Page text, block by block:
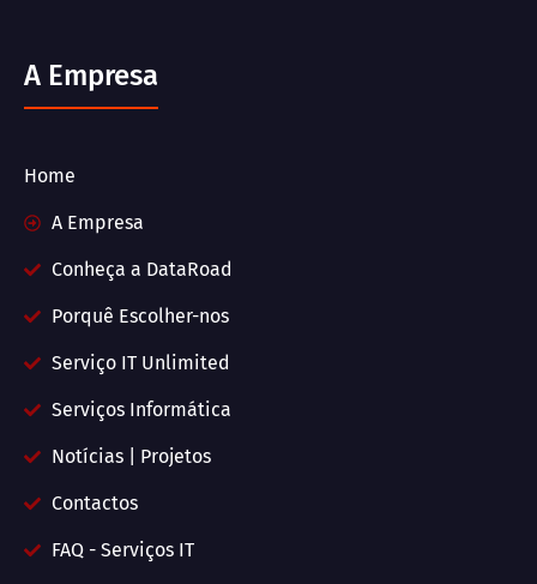
A Empresa
Home
A Empresa
Conheça a DataRoad
Porquê Escolher-nos
Serviço IT Unlimited
Serviços Informática
Notícias | Projetos
Contactos
FAQ - Serviços IT